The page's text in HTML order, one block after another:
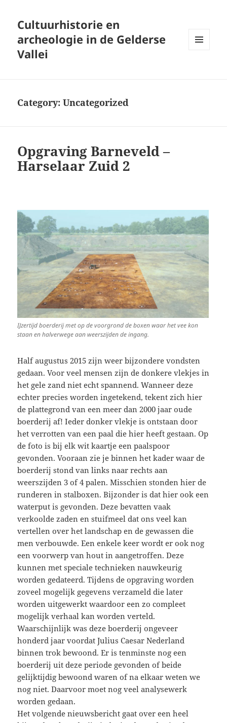
Cultuurhistorie en
archeologie in de Gelderse
Vallei
Category:Uncategorized
Opgraving Barneveld –
Harselaar Zuid 2
IJzertijd boerderij met op de voorgrond de boxen waar het vee kon
staan en halverwege aan weerszijden de ingang.
Half augustus 2015 zijn weer bijzondere vondsten
gedaan. Voor veel mensen zijn de donkere vlekjes in
het gele zand niet echt spannend. Wanneer deze
echter precies worden ingetekend, tekent zich hier
de plattegrond van een meer dan 2000 jaar oude
boerderij af! Ieder donker vlekje is ontstaan door
het verrotten van een paal die hier heeft gestaan. Op
de foto is bij elk wit kaartje een paalspoor
gevonden. Vooraan zie je binnen het kader waar de
boerderij stond van links naar rechts aan
weerszijden 3 of 4 palen. Misschien stonden hier de
runderen in stalboxen. Bijzonder is dat hier ook een
waterput is gevonden. Deze bevatten vaak
verkoolde zaden en stuifmeel dat ons veel kan
vertellen over het landschap en de gewassen die
men verbouwde. Een enkele keer wordt er ook nog
een voorwerp van hout in aangetroffen. Deze
kunnen met speciale technieken nauwkeurig
worden gedateerd. Tijdens de opgraving worden
zoveel mogelijk gegevens verzameld die later
worden uitgewerkt waardoor een zo compleet
mogelijk verhaal kan worden verteld.
Waarschijnlijk was deze boerderij ongeveer
honderd jaar voordat Julius Caesar Nederland
binnen trok bewoond. Er is tenminste nog een
boerderij uit deze periode gevonden of beide
gelijktijdig bewoond waren of na elkaar weten we
nog niet. Daarvoor moet nog veel analysewerk
worden gedaan.
Het volgende nieuwsbericht gaat over een heel